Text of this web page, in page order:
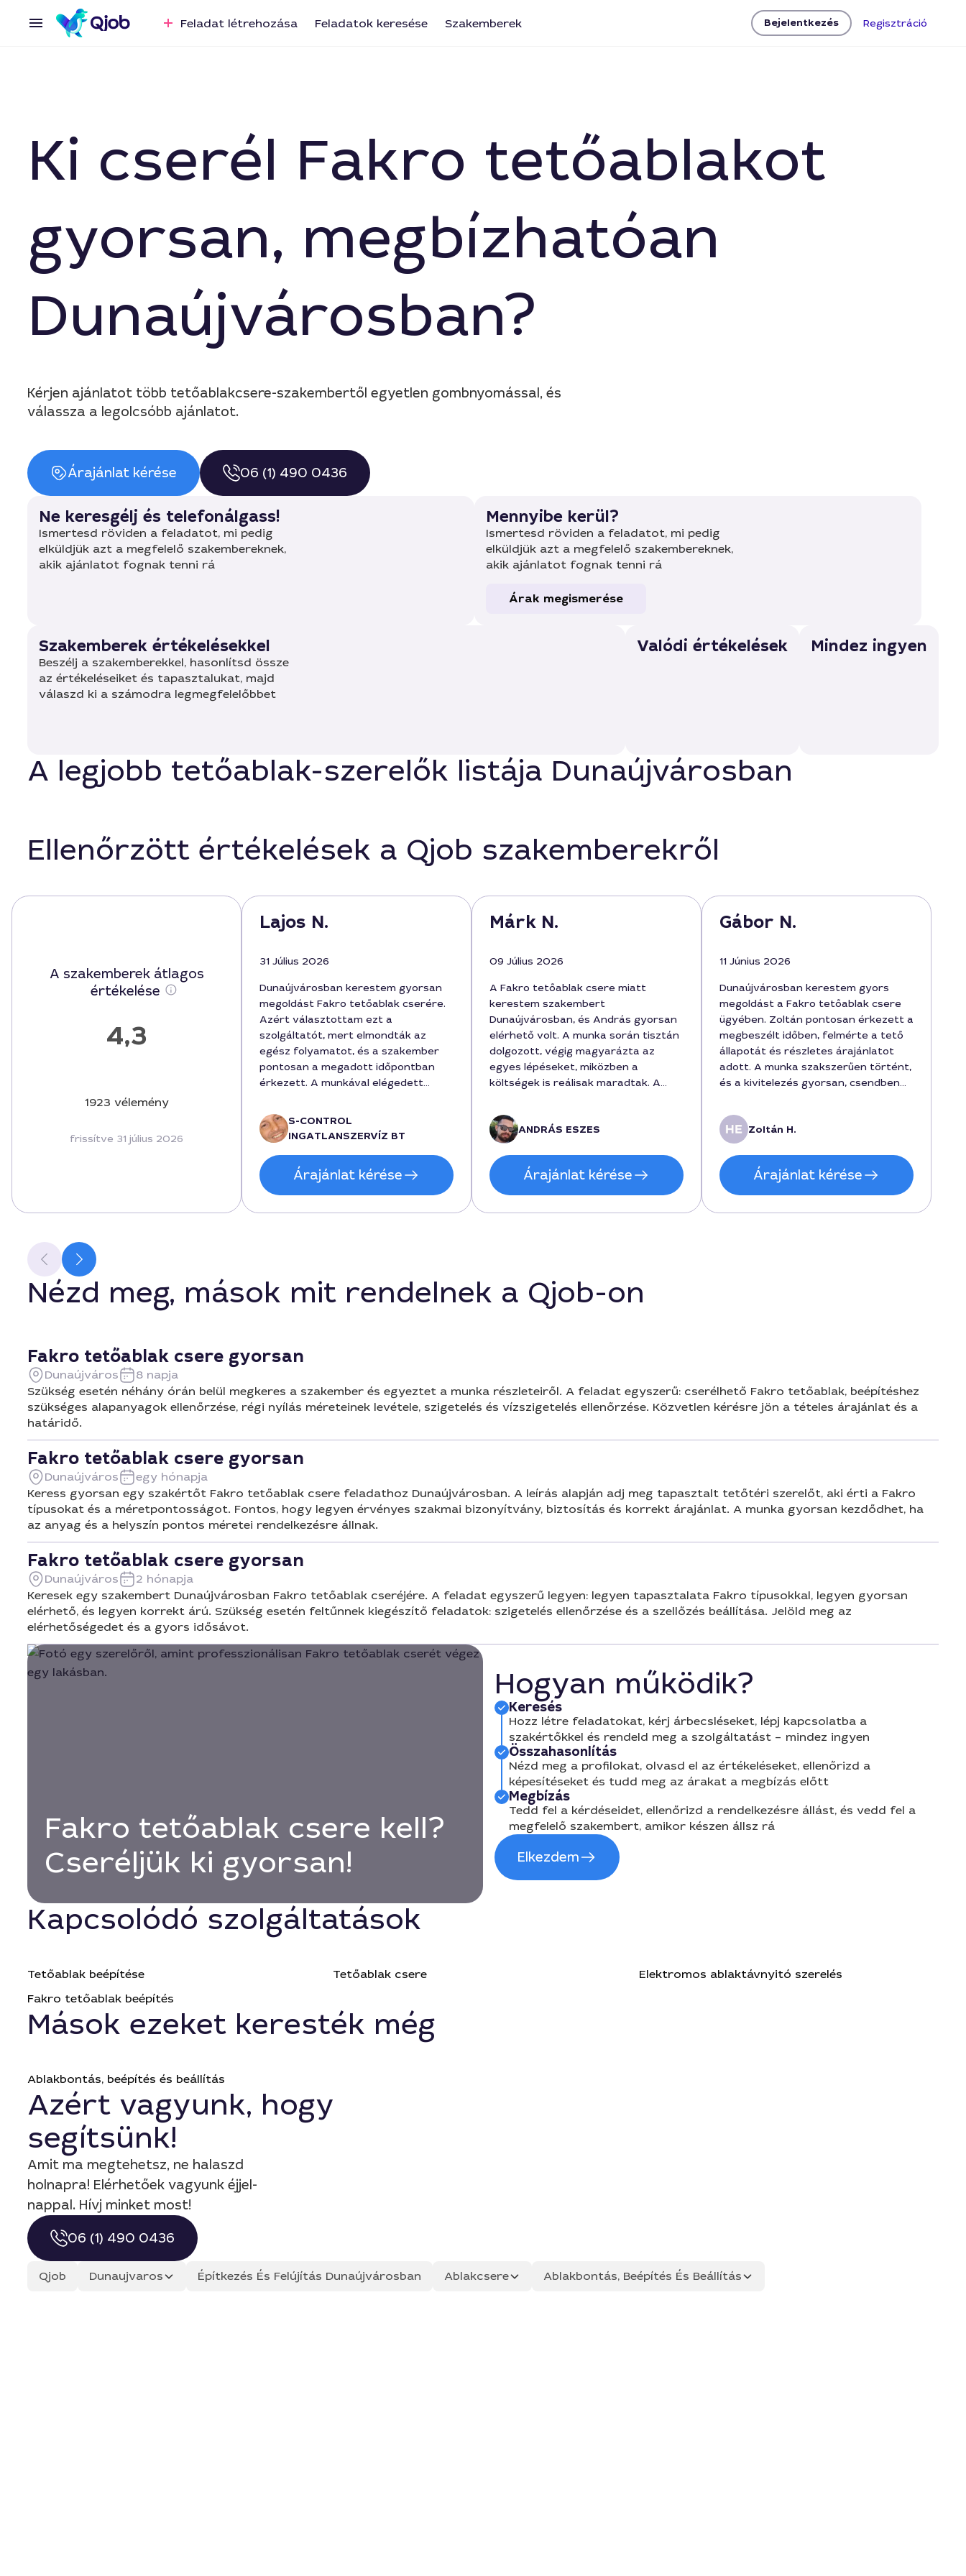
Feladat létrehozása Feladatok keresése Szakemberek Bejelentkezés Regisztráció
Ki cserél Fakro tetőablakot
gyorsan, megbízhatóan
Dunaújvárosban?
Kérjen ajánlatot több tetőablakcsere-szakembertől egyetlen gombnyomással, és
válassza a legolcsóbb ajánlatot.
Árajánlat kérése 06 (1) 490 0436
Ne keresgélj és telefonálgass!
Ismertesd röviden a feladatot, mi pedig
elküldjük azt a megfelelő szakembereknek,
akik ajánlatot fognak tenni rá
Mennyibe kerül?
Ismertesd röviden a feladatot, mi pedig
elküldjük azt a megfelelő szakembereknek,
akik ajánlatot fognak tenni rá
Árak megismerése
Szakemberek értékelésekkel
Beszélj a szakemberekkel, hasonlítsd össze
az értékeléseiket és tapasztalukat, majd
válaszd ki a számodra legmegfelelőbbet
Valódi értékelések Mindez ingyen
A legjobb tetőablak-szerelők listája Dunaújvárosban
Ellenőrzött értékelések a Qjob szakemberekről
A szakemberek átlagos
értékelése
4,3
1923 vélemény
frissítve 31 július 2026
Lajos N.
31 Július 2026
Dunaújvárosban kerestem gyorsan
megoldást Fakro tetőablak cserére.
Azért választottam ezt a
szolgáltatót, mert elmondták az
egész folyamatot, és a szakember
pontosan a megadott időpontban
érkezett. A munkával elégedett
nyílászáró kivitele gyors volt, a
költségek pedig tartották a
tervezett összeget, körülbelül
160000 forint volt a végösszeg. Az
új üvegezés tökéletesen illeszkedik,
és a városban elérhető szakértelem
Dunaújvárosban.
S-CONTROL
INGATLANSZERVÍZ BT
Árajánlat kérése
Márk N.
09 Július 2026
A Fakro tetőablak csere miatt
kerestem szakembert
Dunaújvárosban, és András gyorsan
elérhető volt. A munka során tisztán
dolgozott, végig magyarázta az
egyes lépéseket, miközben a
költségek is reálisak maradtak. A
esztétikus, az ablak zárása is
problémamentes. A szerelés
időtartama pontosan az előre
megbeszéltek szerint zajlott, a
munka költsége 210000 forint volt.
Mint vevő, elégedett vagyok a
ANDRÁS ESZES
Árajánlat kérése
Gábor N.
11 Június 2026
Dunaújvárosban kerestem gyors
megoldást a Fakro tetőablak csere
ügyében. Zoltán pontosan érkezett a
megbeszélt időben, felmérte a tető
állapotát és részletes árajánlatot
adott. A munka szakszerűen történt,
és a kivitelezés gyorsan, csendben
közben megnyugtató volt a
kommunikáció, a végén pedig tiszta,
rendes felületet kaptam. Az ár a
megadott keretben maradt,
240000 forintért vállalta a csere
teljes procedúráját, ami megéri a
Zoltán H.
Árajánlat kérése
Nézd meg, mások mit rendelnek a Qjob-on
Fakro tetőablak csere gyorsan
Dunaújváros
8 napja
Szükség esetén néhány órán belül megkeres a szakember és egyeztet a munka részleteiről. A feladat egyszerű: cserélhető Fakro tetőablak, beépítéshez
szükséges alapanyagok ellenőrzése, régi nyílás méreteinek levétele, szigetelés és vízszigetelés ellenőrzése. Közvetlen kérésre jön a tételes árajánlat és a
határidő.
Fakro tetőablak csere gyorsan
Dunaújváros
egy hónapja
Keress gyorsan egy szakértőt Fakro tetőablak csere feladathoz Dunaújvárosban. A leírás alapján adj meg tapasztalt tetőtéri szerelőt, aki érti a Fakro
típusokat és a méretpontosságot. Fontos, hogy legyen érvényes szakmai bizonyítvány, biztosítás és korrekt árajánlat. A munka gyorsan kezdődhet, ha
az anyag és a helyszín pontos méretei rendelkezésre állnak.
Fakro tetőablak csere gyorsan
Dunaújváros
2 hónapja
Keresek egy szakembert Dunaújvárosban Fakro tetőablak cseréjére. A feladat egyszerű legyen: legyen tapasztalata Fakro típusokkal, legyen gyorsan
elérhető, és legyen korrekt árú. Szükség esetén feltűnnek kiegészítő feladatok: szigetelés ellenőrzése és a szellőzés beállítása. Jelöld meg az
elérhetőségedet és a gyors idősávot.
Fakro tetőablak csere kell?
Cseréljük ki gyorsan!
Hogyan működik?
Keresés
Hozz létre feladatokat, kérj árbecsléseket, lépj kapcsolatba a
szakértőkkel és rendeld meg a szolgáltatást – mindez ingyen
Összahasonlítás
Nézd meg a profilokat, olvasd el az értékeléseket, ellenőrizd a
képesítéseket és tudd meg az árakat a megbízás előtt
Megbízás
Tedd fel a kérdéseidet, ellenőrizd a rendelkezésre állást, és vedd fel a
megfelelő szakembert, amikor készen állsz rá
Elkezdem
Kapcsolódó szolgáltatások
Tetőablak beépítése Tetőablak csere
Elektromos ablaktávnyitó szerelés
Fakro tetőablak beépítés
Mások ezeket keresték még
Ablakbontás, beépítés és beállítás
Azért vagyunk, hogy
segítsünk!
Amit ma megtehetsz, ne halaszd
holnapra! Elérhetőek vagyunk éjjel-
nappal. Hívj minket most!
06 (1) 490 0436
Qjob Dunaujvaros Építkezés És Felújítás Dunaújvárosban Ablakcsere Ablakbontás, Beépítés És Beállítás